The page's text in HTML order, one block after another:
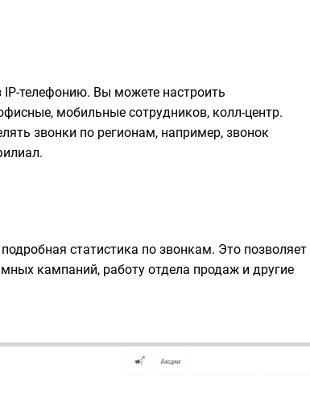
телефонию. Вы можете настроить
мобильные сотрудников, колл-центр.
звонки по регионам, например, звонок
статистика по звонкам. Это позволяет
кампаний, работу отдела продаж и другие